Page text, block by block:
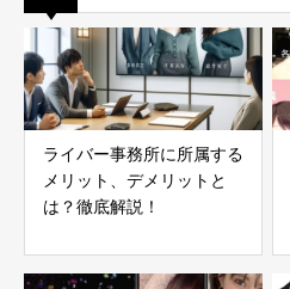
ライバー事務所に所属する
メリット、デメリットと
は？徹底解説！